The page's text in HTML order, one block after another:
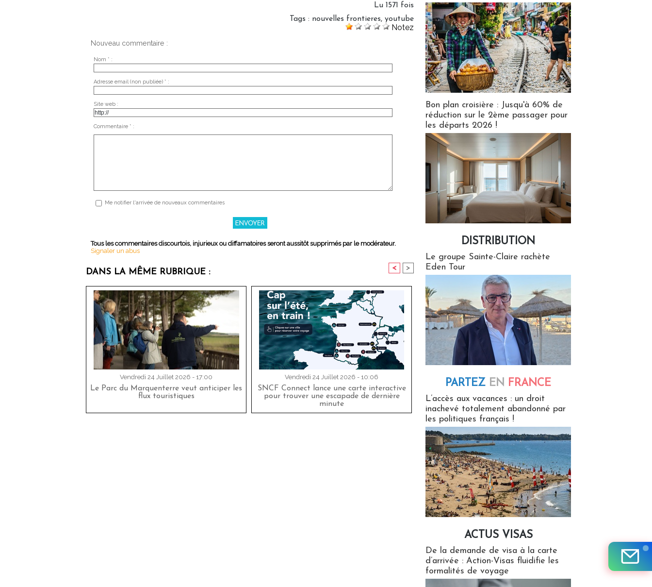
Lu 1571 fois
Tags : nouvelles frontieres, youtube
Notez
Nouveau commentaire :
Nom * :
Adresse email (non publiée) * :
Site web :
Commentaire * :
Me notifier l'arrivée de nouveaux commentaires
Tous les commentaires discourtois, injurieux ou diffamatoires seront aussitôt supprimés par le modérateur.
Signaler un abus
DANS LA MÊME RUBRIQUE : < >
Vendredi 24 Juillet 2026 - 17:00
Le Parc du Marquenterre veut anticiper les
flux touristiques
Vendredi 24 Juillet 2026 - 10:06
SNCF Connect lance une carte interactive
pour trouver une escapade de dernière
minute
Bon plan croisière : Jusqu'à 60% de
réduction sur le 2ème passager pour
les départs 2026 !
DISTRIBUTION
Le groupe Sainte-Claire rachète
Eden Tour
PARTEZ EN FRANCE
L’accès aux vacances : un droit
inachevé totalement abandonné par
les politiques français !
ACTUS VISAS
De la demande de visa à la carte
d’arrivée : Action-Visas fluidifie les
formalités de voyage